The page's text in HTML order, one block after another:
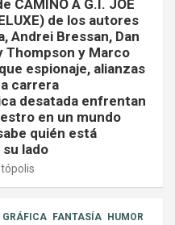
CAMINO A G.I. JOE
de los autores
Andrei Bressan, Dan
Thompson y Marco
espionaje, alianzas
carrera
desatada enfrentan
en un mundo
quién está
lado
GRÁFICA FANTASÍA HUMOR